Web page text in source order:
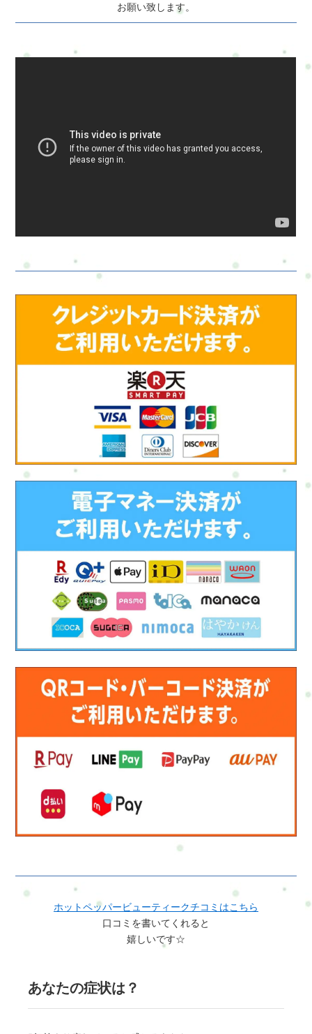
お願い致します。
ホットペッパービューティークチコミはこちら
口コミを書いてくれると
嬉しいです☆
あなたの症状は？